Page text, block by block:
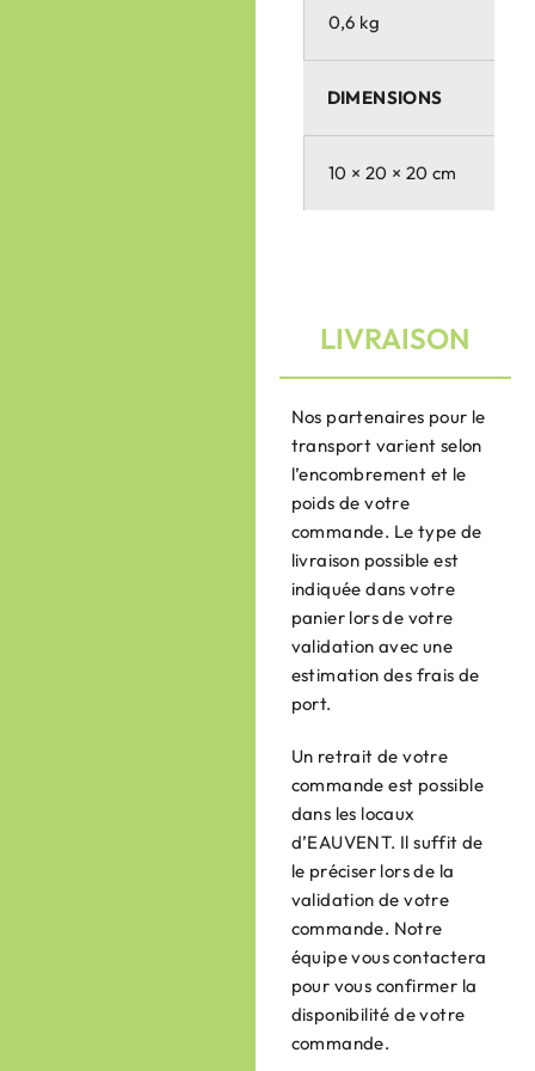
0,6 kg
DIMENSIONS
10 × 20 × 20 cm
LIVRAISON
Nos partenaires pour le
transport varient selon
l’encombrement et le
poids de votre
commande. Le type de
livraison possible est
indiquée dans votre
panier lors de votre
validation avec une
estimation des frais de
port.
Un retrait de votre
commande est possible
dans les locaux
d’EAUVENT. Il suffit de
le préciser lors de la
validation de votre
commande. Notre
équipe vous contactera
pour vous confirmer la
disponibilité de votre
commande.